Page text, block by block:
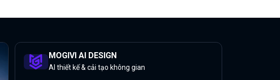
MOGIVI AI DESIGN
AI thiết kế & cải tạo không gian